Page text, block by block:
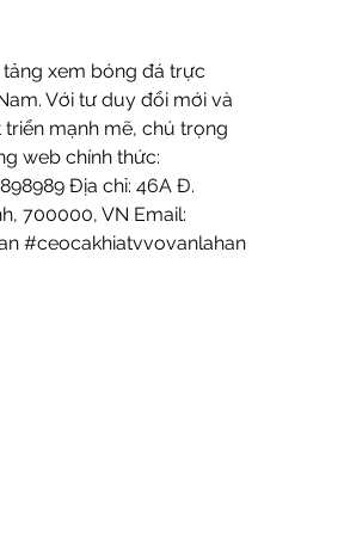
tảng xem bóng đá trực
Với tư duy đổi mới và
triển mạnh mẽ, chú trọng
web chính thức:
Địa chỉ: 46A Đ.
700000, VN Email:
#ceocakhiatvvovanlahan